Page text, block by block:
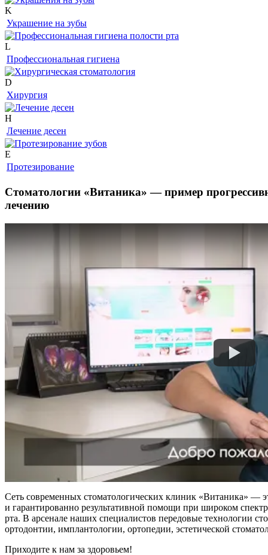
K
Украшение на зубы
L
Профессиональная гигиена
D
Хирургия
H
Лечение десен
E
Протезирование
Стоматологии «Витаника» — пример
лечению
Сеть современных стоматологических клиник «Витаника» —
и гарантированно результативной помощи при широком
рта. В арсенале наших специалистов передовые технологии
ортодонтии, имплантологии, ортопедии, эстетической
Приходите к нам за здоровьем!